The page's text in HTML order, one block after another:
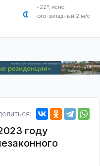
+22°, ясно
юго-западный 2 м/с
году